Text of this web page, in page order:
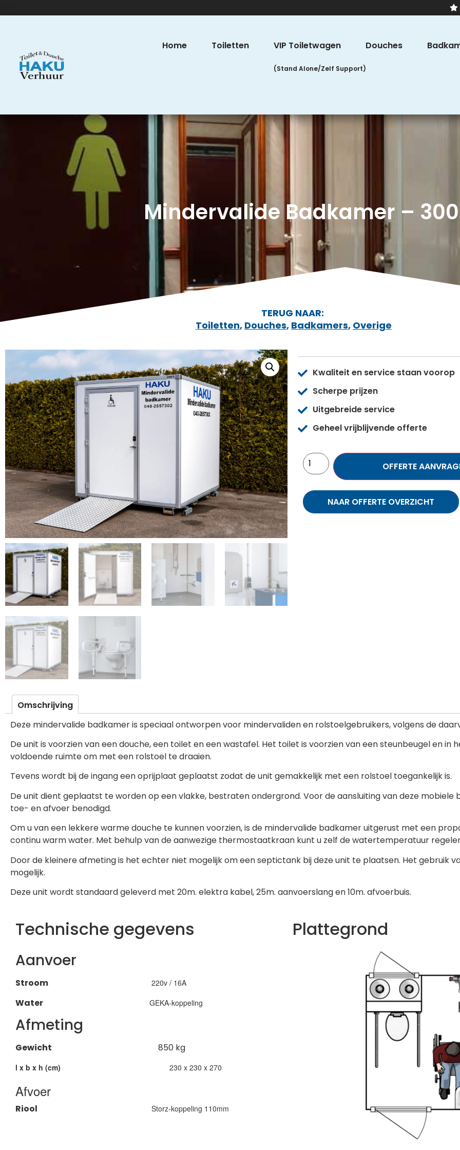
Home Toiletten VIP Toiletwagen Douches
Mindervalide Badkamer –
TERUG NAAR:
Toiletten, Douches, Badkamers, Overige
Kwaliteit en service staan voorop
Scherpe prijzen
Uitgebreide service
Geheel vrijblijvende offerte
OFFERTE
NAAR OFFERTE OVERZICHT
Omschrijving
Deze mindervalide badkamer is speciaal ontworpen voor mindervaliden en rolstoelgebruikers, volgens de
De unit is voorzien van een douche, een toilet en een wastafel. Het toilet is voorzien van een steunbeugel en in
voldoende ruimte om met een rolstoel te draaien.
Tevens wordt bij de ingang een oprijplaat geplaatst zodat de unit gemakkelijk met een rolstoel toegankelijk is.
De unit dient geplaatst te worden op een vlakke, bestraten ondergrond. Voor de aansluiting van deze mobiele
toe- en afvoer benodigd.
Om u van een lekkere warme douche te kunnen voorzien, is de mindervalide badkamer uitgerust met een
continu warm water. Met behulp van de aanwezige thermostaatkraan kunt u zelf de watertemperatuur
Door de kleinere afmeting is het echter niet mogelijk om een septictank bij deze unit te plaatsen. Het gebruik
mogelijk.
Deze unit wordt standaard geleverd met 20m. elektra kabel, 25m. aanvoerslang en 10m. afvoerbuis.
Technische gegevens
Aanvoer
Stroom 220v / 16A
Water GEKA-koppeling
Afmeting
Gewicht 850 kg
l x b x h (cm) 230 x 230 x 270
Afvoer
Riool Storz-koppeling 110mm
Plattegrond